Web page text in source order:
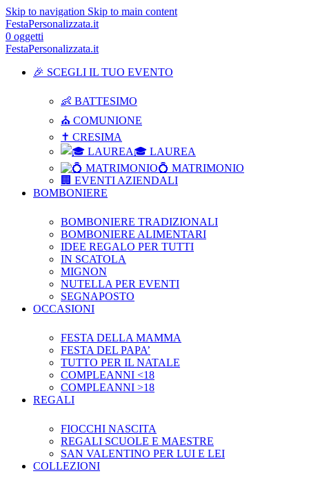
Skip to navigation Skip to main content
FestaPersonalizzata.it
0 oggetti
FestaPersonalizzata.it
🎉 SCEGLI IL TUO EVENTO
👶 BATTESIMO
⛪ COMUNIONE
✝ CRESIMA
🎓 LAUREA
💍 MATRIMONIO
🏢 EVENTI AZIENDALI
BOMBONIERE
BOMBONIERE TRADIZIONALI
BOMBONIERE ALIMENTARI
IDEE REGALO PER TUTTI
IN SCATOLA
MIGNON
NUTELLA PER EVENTI
SEGNAPOSTO
OCCASIONI
FESTA DELLA MAMMA
FESTA DEL PAPA’
TUTTO PER IL NATALE
COMPLEANNI <18
COMPLEANNI >18
REGALI
FIOCCHI NASCITA
REGALI SCUOLE E MAESTRE
SAN VALENTINO PER LUI E LEI
COLLEZIONI